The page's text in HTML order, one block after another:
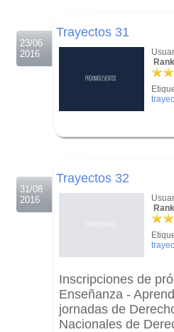
23/06
2016
Trayectos 31
31/08
2016
Trayectos 32
Inscripciones de
Enseñanza -
jornadas de
Nacionales de